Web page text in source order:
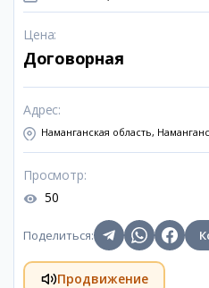
Цена:
Договорная
Адрес:
Наманганская область,
Просмотр:
50
Поделиться:
Продвижение